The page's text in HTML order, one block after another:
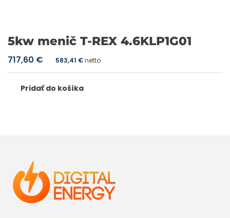
5kw menič T-REX 4.6KLP1G01
717,60 € 583,41 €netto
Pridať do košíka